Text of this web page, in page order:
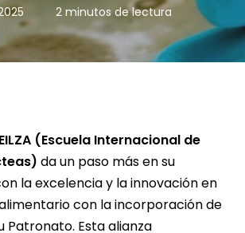
2 minutos de lectura
(Escuela Internacional de
da un paso más en su
la excelencia y la innovación en
con la incorporación de
Patronato. Esta alianza